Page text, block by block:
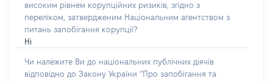
високим рівнем корупційних ризиків, згідно з
переліком, затвердженим Національним агентством з
питань запобігання корупції?
Ні
Чи належите Ви до національних публічних діячів
відповідно до Закону України “Про запобігання та